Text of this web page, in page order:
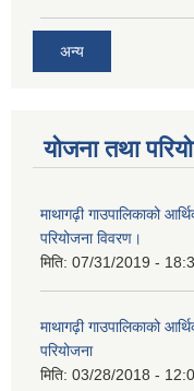
अन्य
योजना तथा
माथागढ़ी गाउपालिकाको
परियोजना विवरण।
मिति: 07/31/2019 -
माथागढ़ी गाउपालिकाको
परियोजना
मिति: 03/28/2018 -